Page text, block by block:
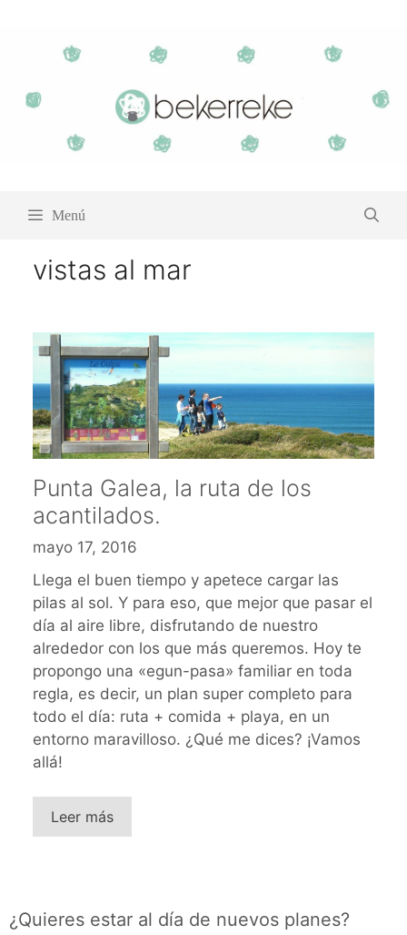
contenido
Menú
vistas al mar
Punta Galea, la ruta de los
acantilados.
mayo 17, 2016
Llega el buen tiempo y apetece cargar las
pilas al sol. Y para eso, que mejor que pasar el
día al aire libre, disfrutando de nuestro
alrededor con los que más queremos. Hoy te
propongo una «egun-pasa» familiar en toda
regla, es decir, un plan super completo para
todo el día: ruta + comida + playa, en un
entorno maravilloso. ¿Qué me dices? ¡Vamos
allá!
Leer más
¿Quieres estar al día de nuevos planes?